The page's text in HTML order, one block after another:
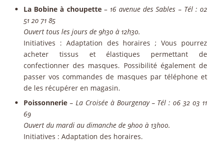
La Bobine à choupette– 16 avenue des Sables – Tél : 02
51 20 71 85
Ouvert tous les jours de 9h30 à 12h30.
Initiatives : Adaptation des horaires ; Vous pourrez
acheter tissus et élastiques permettant de
confectionner des masques. Possibilité également de
passer vos commandes de masques par téléphone et
de les récupérer en magasin.
Poissonnerie – La Croisée à Bourgenay – Tél : 06 32 03 11
69
Ouvert du mardi au dimanche de 9h00 à 13h00.
Initiatives : Adaptation des horaires.